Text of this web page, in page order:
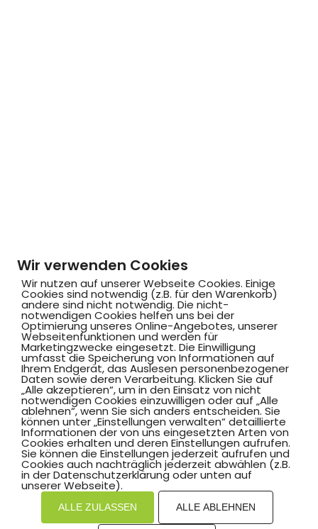
Wir verwenden Cookies
Wir nutzen auf unserer Webseite Cookies. Einige
Cookies sind notwendig (z.B. für den Warenkorb)
andere sind nicht notwendig. Die nicht-
notwendigen Cookies helfen uns bei der
Optimierung unseres Online-Angebotes, unserer
Webseitenfunktionen und werden für
Marketingzwecke eingesetzt. Die Einwilligung
umfasst die Speicherung von Informationen auf
Ihrem Endgerät, das Auslesen personenbezogener
Daten sowie deren Verarbeitung. Klicken Sie auf
„Alle akzeptieren“, um in den Einsatz von nicht
notwendigen Cookies einzuwilligen oder auf „Alle
ablehnen“, wenn Sie sich anders entscheiden. Sie
können unter „Einstellungen verwalten“ detaillierte
Informationen der von uns eingesetzten Arten von
Cookies erhalten und deren Einstellungen aufrufen.
Sie können die Einstellungen jederzeit aufrufen und
Cookies auch nachträglich jederzeit abwählen (z.B.
in der Datenschutzerklärung oder unten auf
unserer Webseite).
ALLE ZULASSEN ALLE ABLEHNEN